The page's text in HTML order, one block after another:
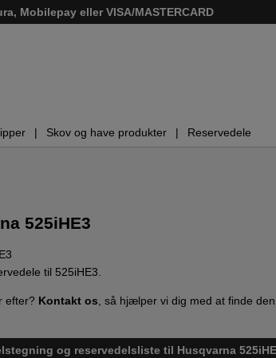
Mobilepay eller VISA/MASTERCARD
Skov og have produkter Reservedele
525iHE3
til 525iHE3.
efter? Kontakt os, så hjælper vi dig med at finde
og reservedelsliste til Husqvarna